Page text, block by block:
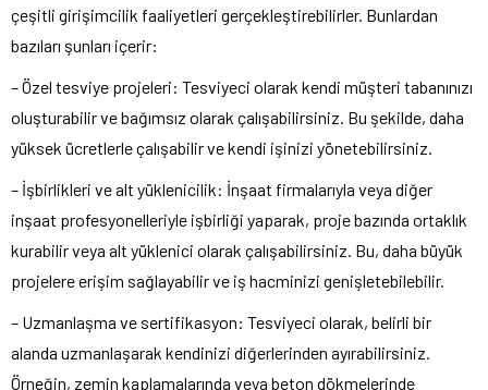
çeşitli girişimcilik faaliyetleri gerçekleştirebilirler. Bunlardan
bazıları şunları içerir:
– Özel tesviye projeleri: Tesviyeci olarak kendi müşteri tabanınızı
oluşturabilir ve bağımsız olarak çalışabilirsiniz. Bu şekilde, daha
yüksek ücretlerle çalışabilir ve kendi işinizi yönetebilirsiniz.
– İşbirlikleri ve alt yüklenicilik: İnşaat firmalarıyla veya diğer
inşaat profesyonelleriyle işbirliği yaparak, proje bazında ortaklık
kurabilir veya alt yüklenici olarak çalışabilirsiniz. Bu, daha büyük
projelere erişim sağlayabilir ve iş hacminizi genişletebilebilir.
– Uzmanlaşma ve sertifikasyon: Tesviyeci olarak, belirli bir
alanda uzmanlaşarak kendinizi diğerlerinden ayırabilirsiniz.
Örneğin, zemin kaplamalarında veya beton dökmelerinde